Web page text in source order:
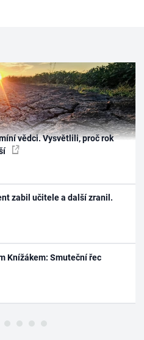
vědci. Vysvětlili, proč rok
zabil učitele a další zranil.
Knížákem: Smuteční řec